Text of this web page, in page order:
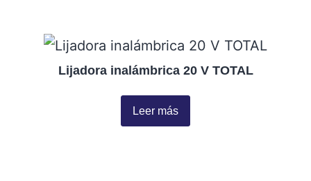
Lijadora inalámbrica 20 V TOTAL
Leer más